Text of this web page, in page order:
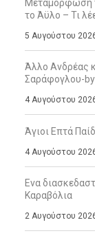
Μεταμόρφωση
το Άϋλο – Τι
5 Αυγούστου
Άλλο Ανδρέας
Σαράφογλου-
4 Αυγούστου
Άγιοι Επτά
4 Αυγούστου
Ενα
Καραβόλια
2 Αυγούστου